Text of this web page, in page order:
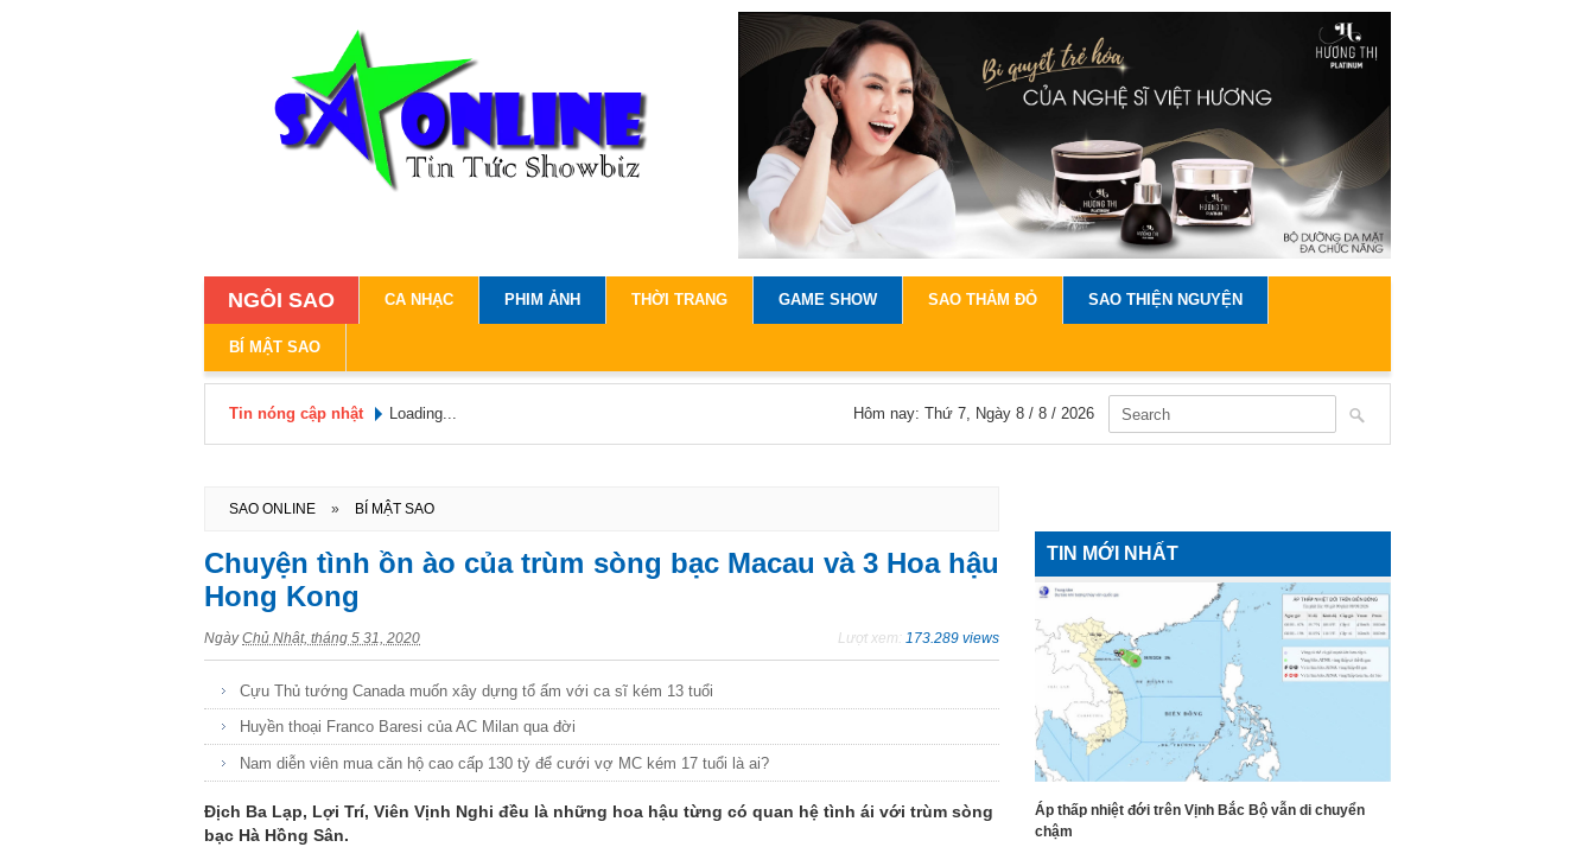
NGÔI SAO CA NHẠC PHIM ẢNH THỜI TRANG GAME SHOW SAO THẢM ĐỎ SAO THIỆN NGUYỆN
BÍ MẬT SAO
Tin nóng cập nhật Loading... Hôm nay: Thứ 7, Ngày 8 / 8 / 2026
SAO ONLINE » BÍ MẬT SAO
Chuyện tình ồn ào của trùm sòng bạc Macau và 3 Hoa hậu
Hong Kong
NgàyChủ Nhật, tháng 5 31, 2020 Lượt xem: 173.289 views
Cựu Thủ tướng Canada muốn xây dựng tổ ấm với ca sĩ kém 13 tuổi
Huyền thoại Franco Baresi của AC Milan qua đời
Nam diễn viên mua căn hộ cao cấp 130 tỷ để cưới vợ MC kém 17 tuổi là ai?
Địch Ba Lạp, Lợi Trí, Viên Vịnh Nghi đều là những hoa hậu từng có quan hệ tình ái với trùm sòng
bạc Hà Hồng Sân.
TIN MỚI NHẤT
Áp thấp nhiệt đới trên Vịnh Bắc Bộ vẫn di chuyển
chậm